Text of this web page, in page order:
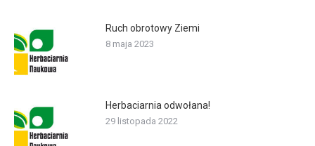
Ruch obrotowy Ziemi
8 maja 2023
Herbaciarnia odwołana!
29 listopada 2022